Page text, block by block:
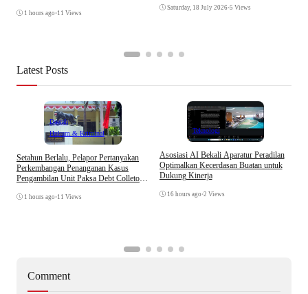
1 hours ago •11 Views
Saturday, 18 July 2026•5 Views
Latest Posts
Daerah
Hukum & Kriminal
Setahun Berlalu, Pelapor Pertanyakan
Perkembangan Penanganan Kasus
Pengambilan Unit Paksa Debt Colletor
1 hours ago •11 Views
Teknologi
Asosiasi AI Bekali Aparatur Peradilan
Optimalkan Kecerdasan Buatan untuk
Dukung Kinerja
16 hours ago •2 Views
Comment